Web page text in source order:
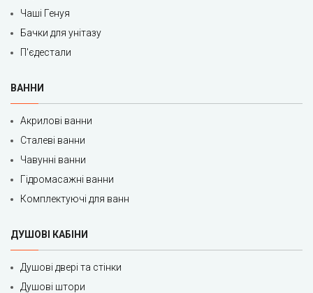
Чаші Генуя
Бачки для унітазу
П'єдестали
ВАННИ
Акрилові ванни
Сталеві ванни
Чавунні ванни
Гідромасажні ванни
Комплектуючі для ванн
ДУШОВІ КАБІНИ
Душові двері та стінки
Душові штори